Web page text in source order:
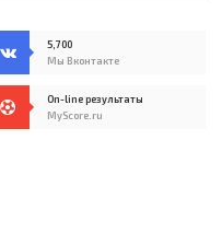
5,700
Мы Вконтакте
On-line результаты
MyScore.ru